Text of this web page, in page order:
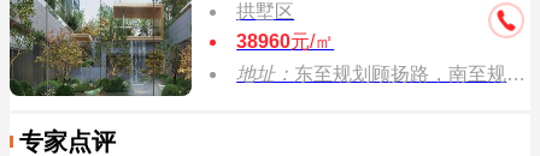
拱墅区
38960元/㎡
地址： 东至规划顾扬路，南至规划五号支路、规划绿化，西至御舟路，北至候圣街。
专家点评